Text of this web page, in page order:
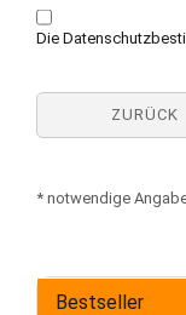
Die
ZURÜCK
* notwendige
Bestseller